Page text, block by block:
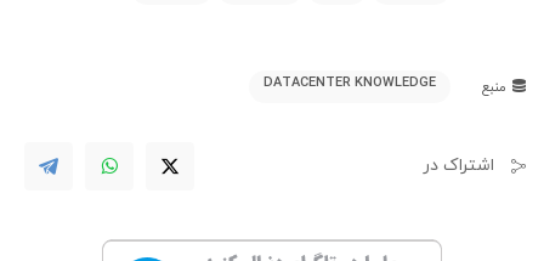
منبع DATACENTER KNOWLEDGE
اشتراک در